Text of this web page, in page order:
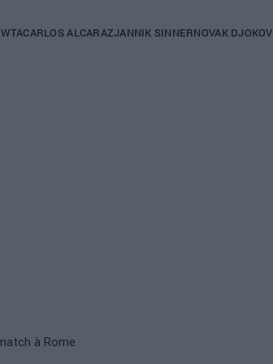
WTACARLOS ALCARAZJANNIK SINNERNOVAK
à Rome